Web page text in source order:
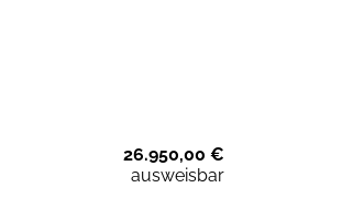
26.950,00 €
ausweisbar